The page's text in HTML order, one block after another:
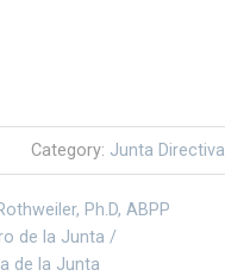
Category: Junta Directiva
Ph.D, ABPP
de la Junta /
de la Junta